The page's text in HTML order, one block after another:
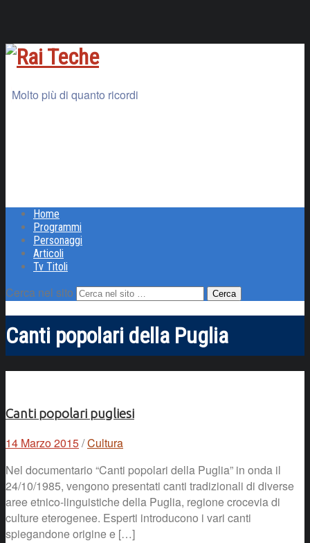
Molto più di quanto ricordi
Home
Programmi
Personaggi
Articoli
Tv Titoli
Cerca nel sito
Canti popolari della Puglia
Canti popolari pugliesi
14 Marzo 2015/Cultura
Nel documentario “Canti popolari della Puglia” in onda il
24/10/1985, vengono presentati canti tradizionali di diverse
aree etnico-linguistiche della Puglia, regione crocevia di
culture eterogenee. Esperti introducono i vari canti
spiegandone origine e […]